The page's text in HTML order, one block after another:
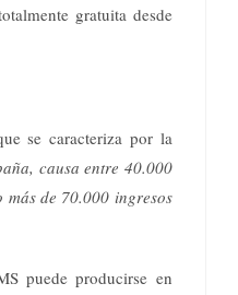
gratuita desde
se caracteriza por la
causa entre 40.000
de 70.000 ingresos
puede producirse en